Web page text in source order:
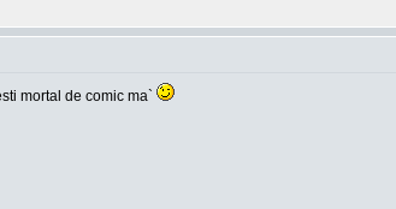
mortal de comic ma`